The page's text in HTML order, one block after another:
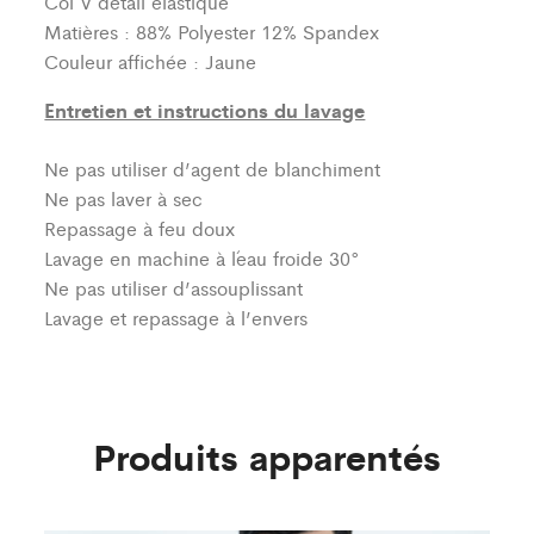
Matières : 88% Polyester 12% Spandex
Couleur affichée : Jaune
Entretien et instructions du lavage
Ne pas utiliser d’agent de blanchiment
Ne pas laver à sec
Repassage à feu doux
Lavage en machine à l´eau froide 30°
Ne pas utiliser d’assouplissant
Lavage et repassage à l’envers
Produits apparentés